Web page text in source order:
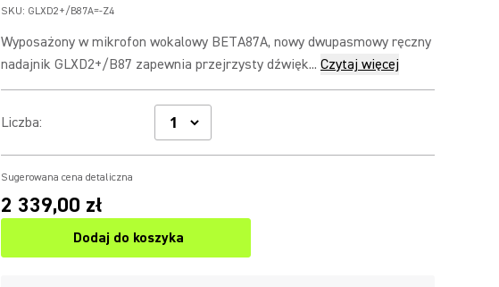
SKU: GLXD2+/B87A=-Z4
Wyposażony w mikrofon wokalowy BETA87A, nowy dwupasmowy ręczny
nadajnik GLXD2+/B87 zapewnia przejrzysty dźwięk... Czytaj więcej
Liczba:
Sugerowana cena detaliczna
2 339,00 zł
Dodaj do koszyka